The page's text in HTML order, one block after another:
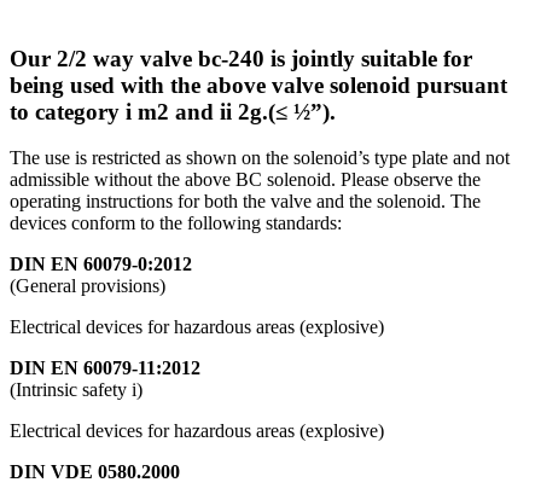
Our 2/2 way valve bc-240 is jointly suitable for
being used with the above valve solenoid pursuant
to category i m2 and ii 2g.(≤ ½”).
The use is restricted as shown on the solenoid’s type plate and not
admissible without the above BC solenoid. Please observe the
operating instructions for both the valve and the solenoid. The
devices conform to the following standards:
DIN EN 60079-0:2012
(General provisions)
Electrical devices for hazardous areas (explosive)
DIN EN 60079-11:2012
(Intrinsic safety i)
Electrical devices for hazardous areas (explosive)
DIN VDE 0580.2000